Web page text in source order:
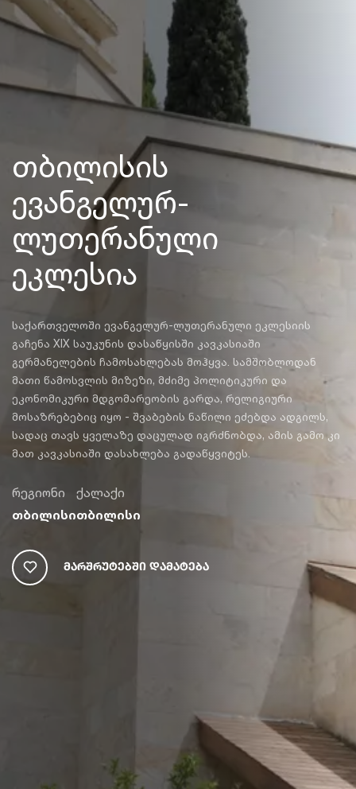
თბილისის
ევანგელურ-
ლუთერანული
ეკლესია
საქართველოში ევანგელურ-ლუთერანული ეკლესიის
გაჩენა XIX საუკუნის დასაწყისში კავკასიაში
გერმანელების ჩამოსახლებას მოჰყვა. სამშობლოდან
მათი წამოსვლის მიზეზი, მძიმე პოლიტიკური და
ეკონომიკური მდგომარეობის გარდა, რელიგიური
მოსაზრებებიც იყო - შვაბების ნაწილი ეძებდა ადგილს,
სადაც თავს ყველაზე დაცულად იგრძნობდა, ამის გამო კი
მათ კავკასიაში დასახლება გადაწყვიტეს.
რეგიონი
თბილისი
ქალაქი
თბილისი
Მარშრუტებში Დამატება